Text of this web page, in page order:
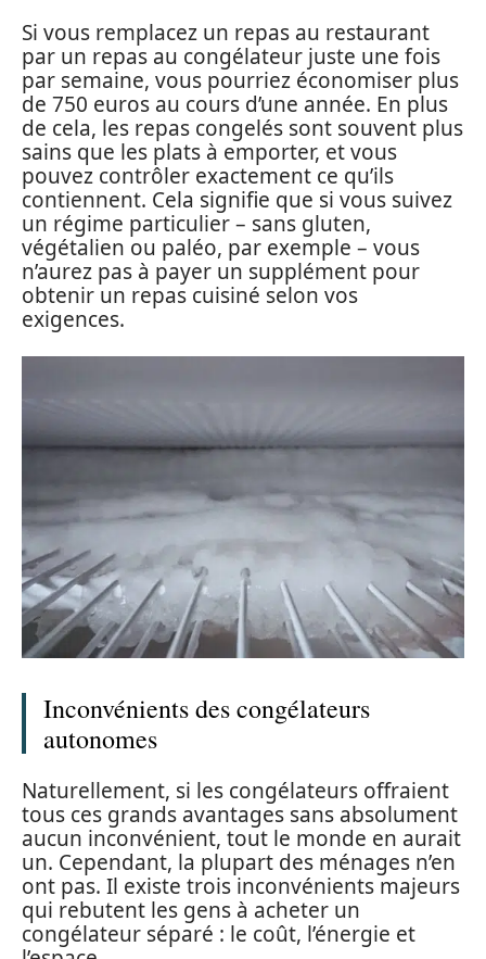
Si vous remplacez un repas au restaurant
par un repas au congélateur juste une fois
par semaine, vous pourriez économiser plus
de 750 euros au cours d’une année. En plus
de cela, les repas congelés sont souvent plus
sains que les plats à emporter, et vous
pouvez contrôler exactement ce qu’ils
contiennent. Cela signifie que si vous suivez
un régime particulier – sans gluten,
végétalien ou paléo, par exemple – vous
n’aurez pas à payer un supplément pour
obtenir un repas cuisiné selon vos
exigences.
Inconvénients des congélateurs
autonomes
Naturellement, si les congélateurs offraient
tous ces grands avantages sans absolument
aucun inconvénient, tout le monde en aurait
un. Cependant, la plupart des ménages n’en
ont pas. Il existe trois inconvénients majeurs
qui rebutent les gens à acheter un
congélateur séparé : le coût, l’énergie et